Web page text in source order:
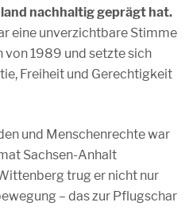
nachhaltig geprägt hat.
eine unverzichtbare Stimme
von 1989 und setzte sich
Freiheit und Gerechtigkeit
und Menschenrechte war
Sachsen-Anhalt
trug er nicht nur
– das zur Pflugschar